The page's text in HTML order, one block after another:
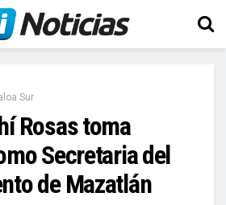
Sur
Rosas toma
Secretaria del
de Mazatlán